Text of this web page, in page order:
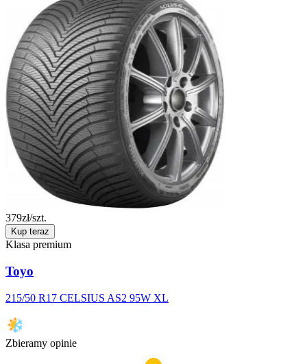
379zł/szt.
Kup teraz
Klasa premium
Toyo
215/50 R17 CELSIUS AS2 95W XL
Zbieramy opinie